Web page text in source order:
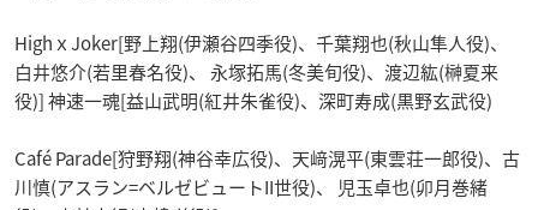
HighｘJoker[野上翔(伊瀬谷四季役)、千葉翔也(秋山隼人役)、
白井悠介(若里春名役)、 永塚拓馬(冬美旬役)、渡辺紘(榊夏来
役)] 神速一魂[益山武明(紅井朱雀役)、深町寿成(黒野玄武役)
Café Parade[狩野翔(神谷幸広役)、天﨑滉平(東雲荘一郎役)、古
川慎(アスラン=ベルゼビュートII世役)、 児玉卓也(卯月巻緒